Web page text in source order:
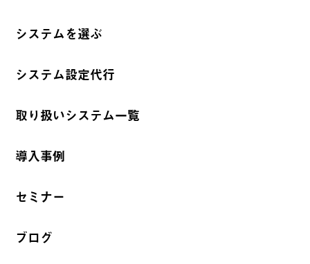
システムを選ぶ
システム設定代行
取り扱いシステム一覧
導入事例
セミナー
ブログ